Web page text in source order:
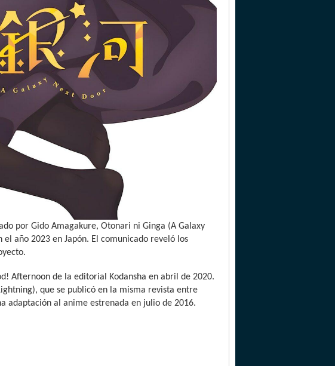
por Gido Amagakure, Otonari ni Ginga (A Galaxy
año 2023 en Japón. El comunicado reveló los
Afternoon de la editorial Kodansha en abril de 2020.
que se publicó en la misma revista entre
adaptación al anime estrenada en julio de 2016.